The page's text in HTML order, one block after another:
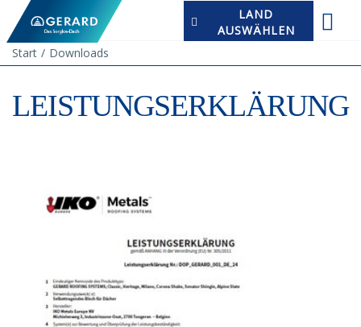
LAND
AUSWÄHLEN
Start
Downloads
LEISTUNGSERKLÄRUNG